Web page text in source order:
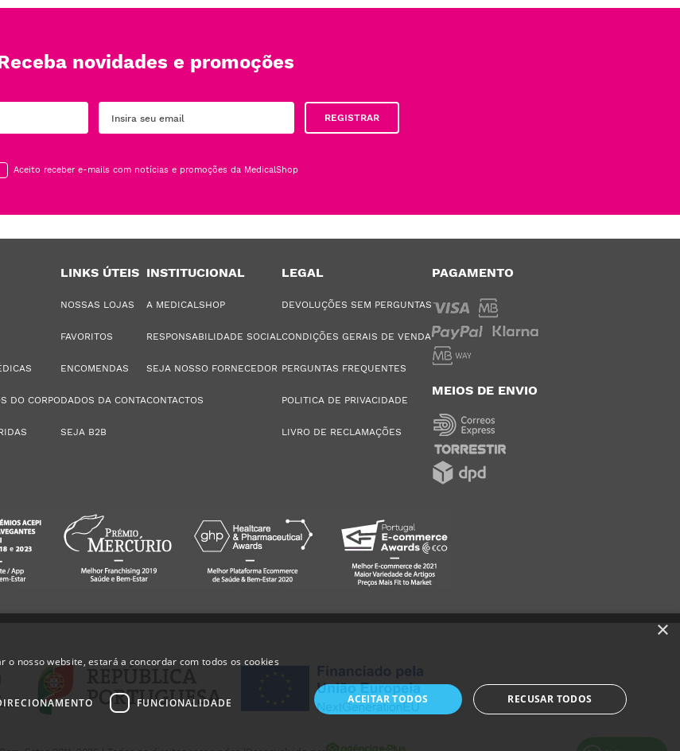
novidades e promoções
REGISTRAR
Aceito receber e-mails com notícias e promoções da MedicalShop
DO CORPO
LINKS ÚTEIS
NOSSAS LOJAS
FAVORITOS
ENCOMENDAS
DADOS DA CONTA
SEJA B2B
INSTITUCIONAL
A MEDICALSHOP
RESPONSABILIDADE SOCIAL
SEJA NOSSO FORNECEDOR
CONTACTOS
LEGAL
DEVOLUÇÕES SEM PERGUNTAS
CONDIÇÕES GERAIS DE VENDA
PERGUNTAS FREQUENTES
POLITICA DE PRIVACIDADE
LIVRO DE RECLAMAÇÕES
PAGAMENTO
MEIOS DE ENVIO
×
nosso website, estará a concordar com todos os cookies
FUNCIONALIDADE ACEITAR TODOS RECUSAR TODOS